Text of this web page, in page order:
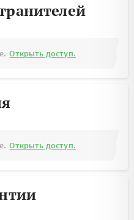
Открыть доступ.
Открыть доступ.